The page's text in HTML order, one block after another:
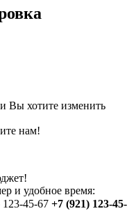
Вы хотите изменить
нам!
и удобное время:
123-45-67 +7 (921) 123-45-